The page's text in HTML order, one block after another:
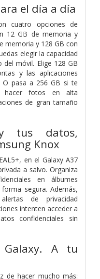
el día a día
cuatro opciones de
12 GB de memoria y
memoria y 128 GB con
elegir la capacidad
móvil. Elige 128 GB
y las aplicaciones
O pasa a 256 GB si te
hacer fotos en alta
de gran tamaño
tus datos,
Knox
en el Galaxy A37
a salvo. Organiza
en álbumes
segura. Además,
de privacidad
intenten acceder a
confidenciales sin
A tu
de hacer mucho más: